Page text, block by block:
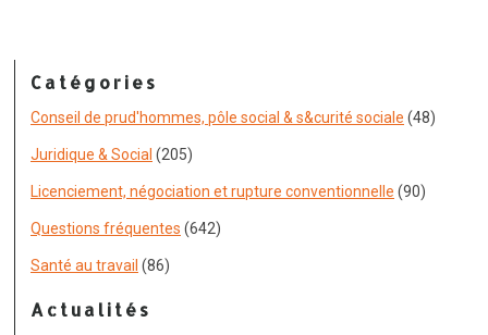
Catégories
Conseil de prud'hommes, pôle social & s&curité sociale (48)
Juridique & Social (205)
Licenciement, négociation et rupture conventionnelle (90)
Questions fréquentes (642)
Santé au travail (86)
Actualités